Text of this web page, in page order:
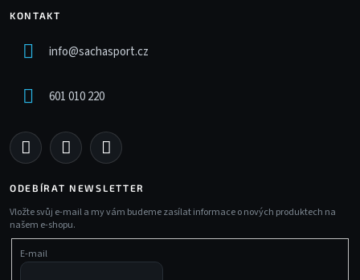
KONTAKT
info@sachasport.cz
601 010 220
ODEBÍRAT NEWSLETTER
Vložte svůj e-mail a my vám budeme zasílat informace o nových produktech na
našem e-shopu.
E-mail